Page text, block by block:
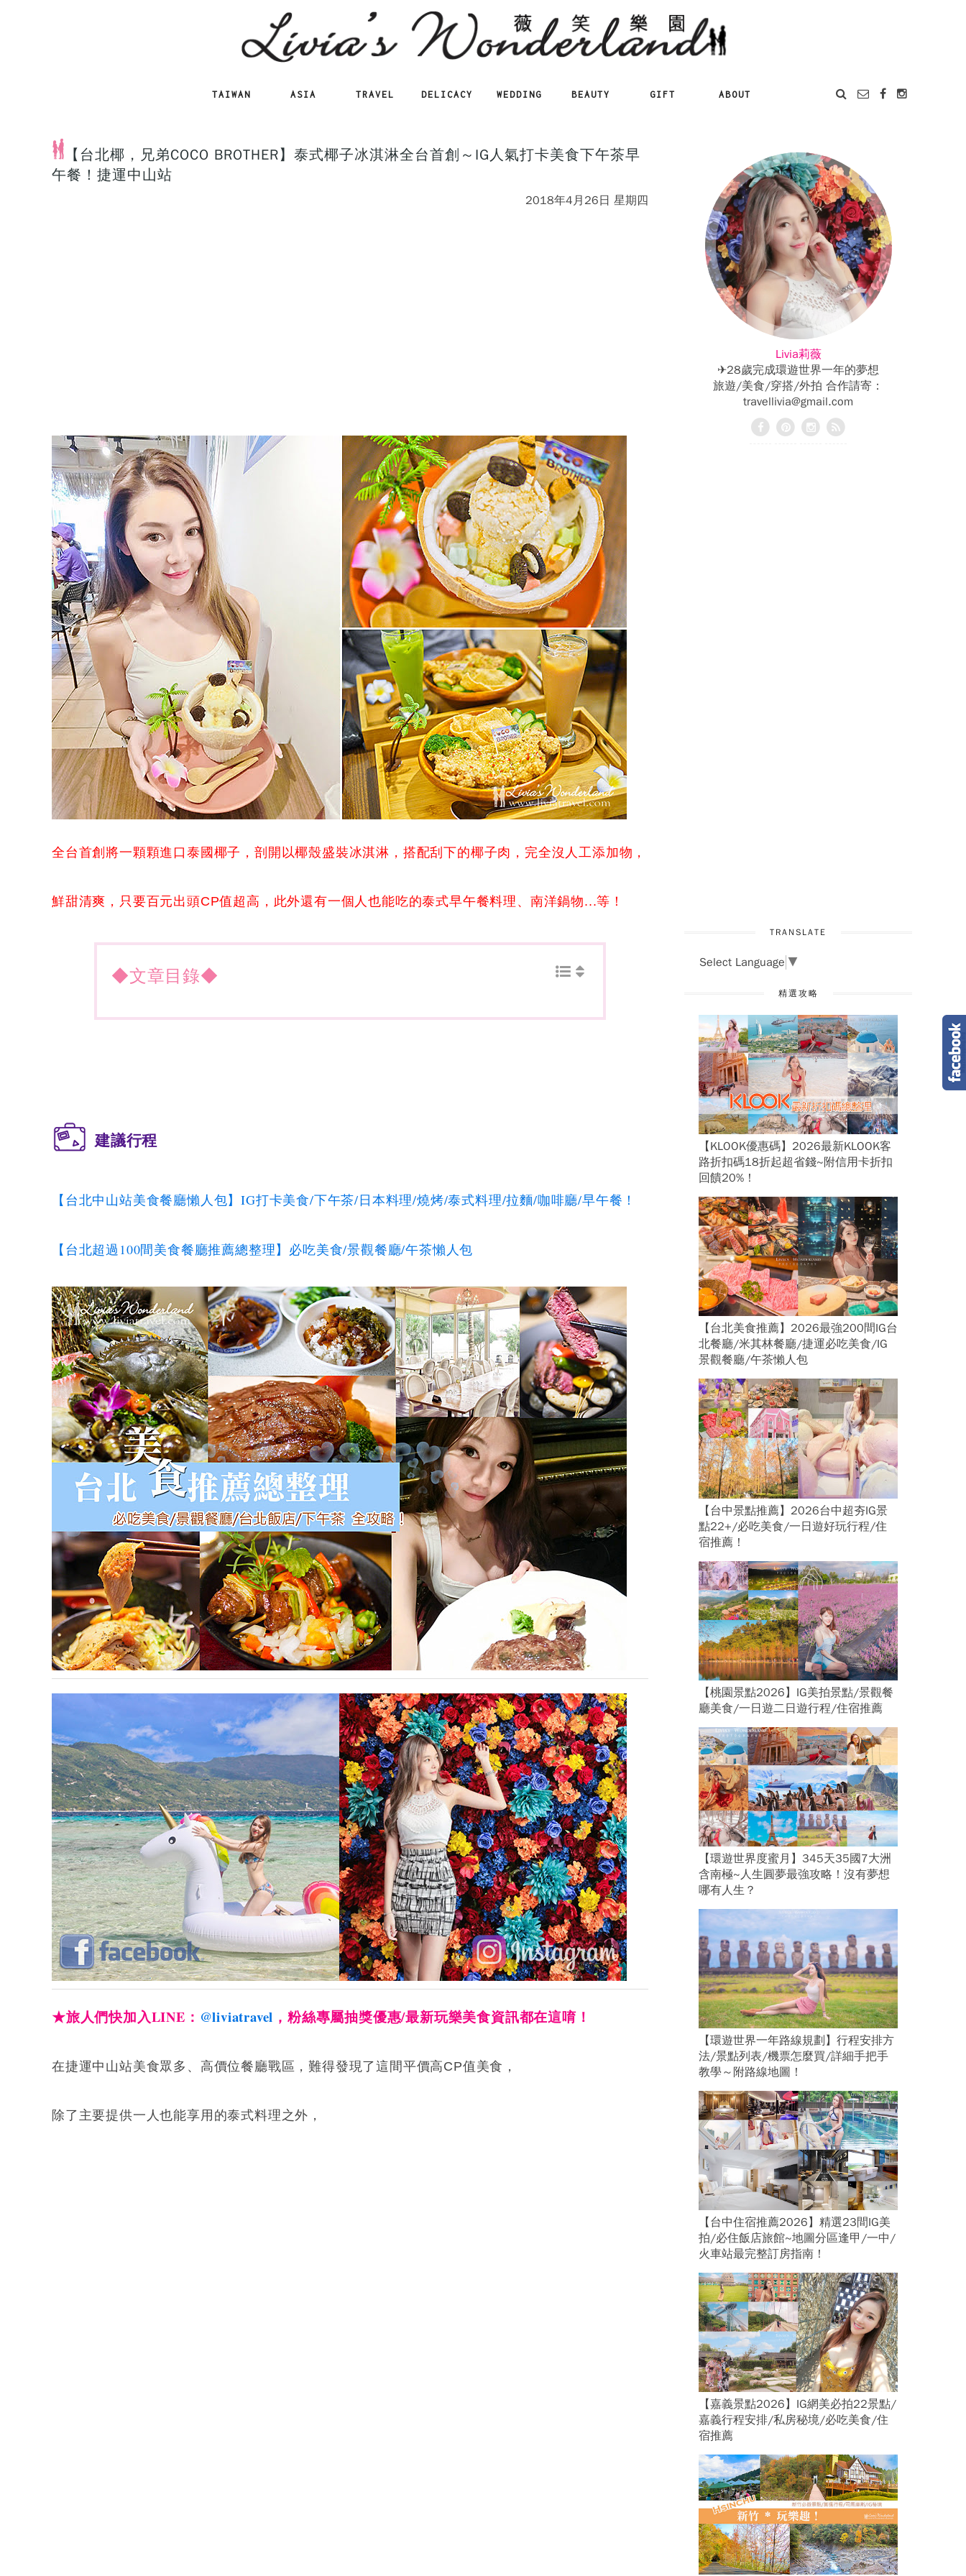
TAIWAN ASIA TRAVEL DELICACY WEDDING BEAUTY GIFT ABOUT
【台北椰，兄弟COCO BROTHER】泰式椰子冰淇淋全台首創～IG人氣打卡美食下午茶早
午餐！捷運中山站
2018年4月26日 星期四
全台首創將一顆顆進口泰國椰子，剖開以椰殼盛裝冰淇淋，搭配刮下的椰子肉，完全沒人工添加物，
鮮甜清爽，只要百元出頭CP值超高，此外還有一個人也能吃的泰式早午餐料理、南洋鍋物...等！
◆文章目錄◆
建議行程
【台北中山站美食餐廳懶人包】IG打卡美食/下午茶/日本料理/燒烤/泰式料理/拉麵/咖啡廳/早午餐！
【台北超過100間美食餐廳推薦總整理】必吃美食/景觀餐廳/午茶懶人包
★旅人們快加入LINE： @liviatravel ，粉絲專屬抽獎優惠/最新玩樂美食資訊都在這唷！
在捷運中山站美食眾多、高價位餐廳戰區，難得發現了這間平價高CP值美食，
除了主要提供一人也能享用的泰式料理之外，
Livia莉薇
✈28歲完成環遊世界一年的夢想
旅遊/美食/穿搭/外拍 合作請寄：
travellivia@gmail.com
TRANSLATE
Select Language ▼
精選攻略
【KLOOK優惠碼】2026最新KLOOK客
路折扣碼18折起超省錢~附信用卡折扣
回饋20%！
【台北美食推薦】2026最強200間IG台
北餐廳/米其林餐廳/捷運必吃美食/IG
景觀餐廳/午茶懶人包
【台中景點推薦】2026台中超夯IG景
點22+/必吃美食/一日遊好玩行程/住
宿推薦！
【桃園景點2026】IG美拍景點/景觀餐
廳美食/一日遊二日遊行程/住宿推薦
【環遊世界度蜜月】345天35國7大洲
含南極~人生圓夢最強攻略！沒有夢想
哪有人生？
【環遊世界一年路線規劃】行程安排方
法/景點列表/機票怎麼買/詳細手把手
教學～附路線地圖！
【台中住宿推薦2026】精選23間IG美
拍/必住飯店旅館~地圖分區逢甲/一中/
火車站最完整訂房指南！
【嘉義景點2026】IG網美必拍22景點/
嘉義行程安排/私房秘境/必吃美食/住
宿推薦